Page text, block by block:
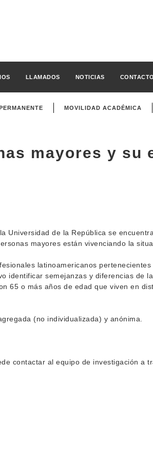
LLAMADOS NOTICIAS CONTACTO
MOVILIDAD ACADÉMICA
mayores y su
Universidad de la República se
mayores están vivenciando la
latinoamericanos
identificar semejanzas y diferencias de
65 o más años de edad que viven en
(no individualizada) y anónima.
contactar al equipo de investigación a